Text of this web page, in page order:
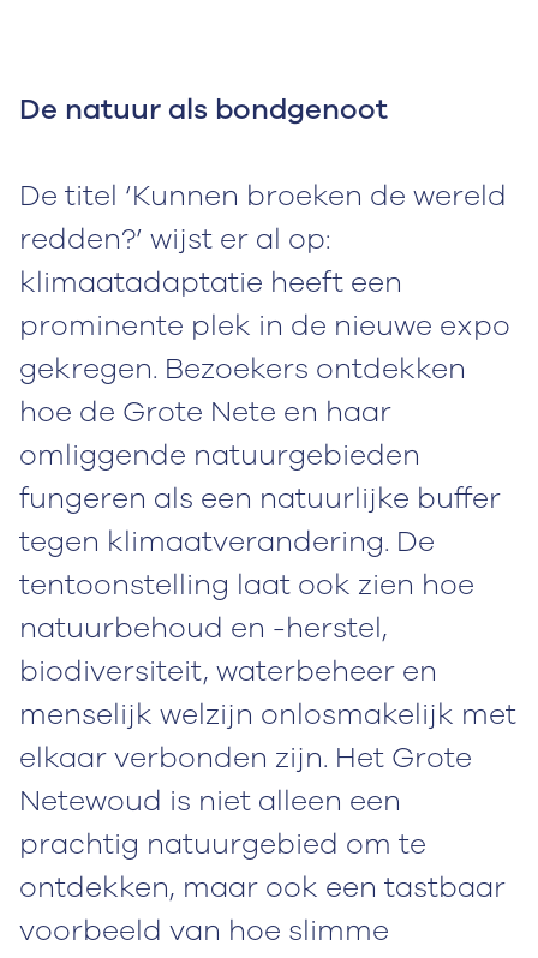
De natuur als bondgenoot
De titel ‘Kunnen broeken de wereld
redden?’ wijst er al op:
klimaatadaptatie heeft een
prominente plek in de nieuwe expo
gekregen. Bezoekers ontdekken
hoe de Grote Nete en haar
omliggende natuurgebieden
fungeren als een natuurlijke buffer
tegen klimaatverandering. De
tentoonstelling laat ook zien hoe
natuurbehoud en -herstel,
biodiversiteit, waterbeheer en
menselijk welzijn onlosmakelijk met
elkaar verbonden zijn. Het Grote
Netewoud is niet alleen een
prachtig natuurgebied om te
ontdekken, maar ook een tastbaar
voorbeeld van hoe slimme